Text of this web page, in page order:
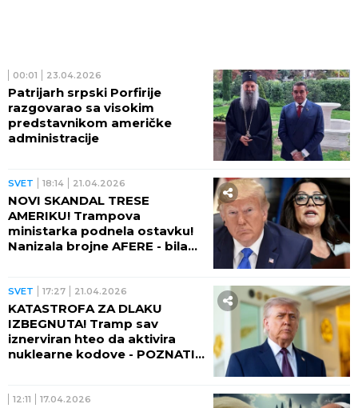
00:01 23.04.2026
Patrijarh srpski Porfirije
razgovarao sa visokim
predstavnikom američke
administracije
SVET 18:14 21.04.2026
NOVI SKANDAL TRESE
AMERIKU! Trampova
ministarka podnela ostavku!
Nanizala brojne AFERE - bila
SVET 17:27 21.04.2026
KATASTROFA ZA DLAKU
IZBEGNUTA! Tramp sav
iznerviran hteo da aktivira
nuklearne kodove - POZNATI
12:11 17.04.2026